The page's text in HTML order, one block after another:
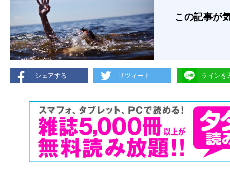
この記事が
シェアする リツィート ラインを